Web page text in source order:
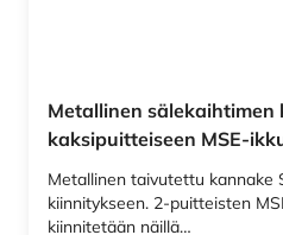
Metallinen sälekaihtimen
kaksipuitteiseen MSE-
Metallinen taivutettu kannake
kiinnitykseen. 2-puitteisten
kiinnitetään näillä…